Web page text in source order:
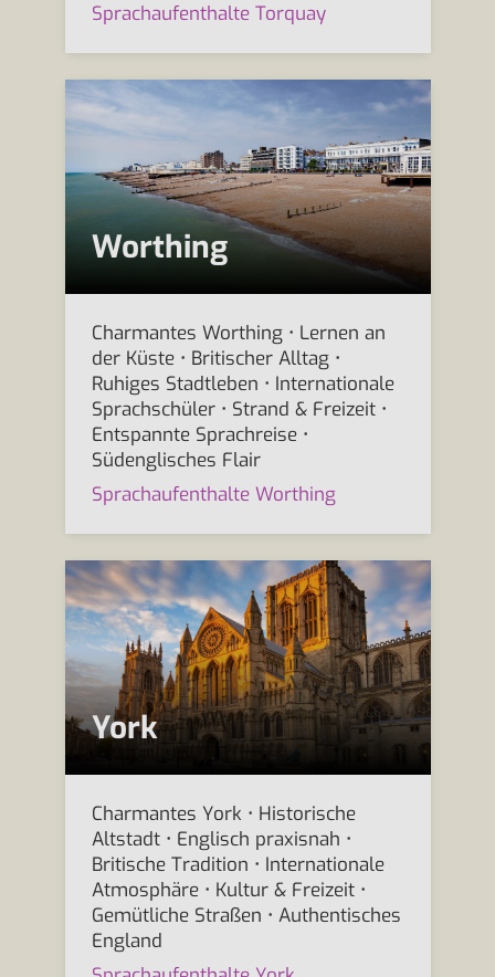
Sprachaufenthalte Torquay
Worthing
Charmantes Worthing • Lernen an
der Küste • Britischer Alltag •
Ruhiges Stadtleben • Internationale
Sprachschüler • Strand & Freizeit •
Entspannte Sprachreise •
Südenglisches Flair
Sprachaufenthalte Worthing
York
Charmantes York • Historische
Altstadt • Englisch praxisnah •
Britische Tradition • Internationale
Atmosphäre • Kultur & Freizeit •
Gemütliche Straßen • Authentisches
England